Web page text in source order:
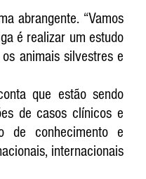
abrangente. “Vamos
é realizar um estudo
animais silvestres e
que estão sendo
de casos clínicos e
de conhecimento e
internacionais